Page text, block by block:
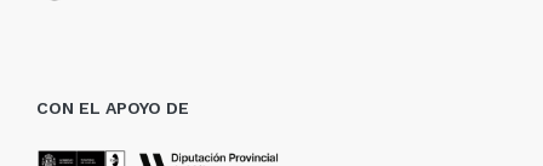
CON EL APOYO DE